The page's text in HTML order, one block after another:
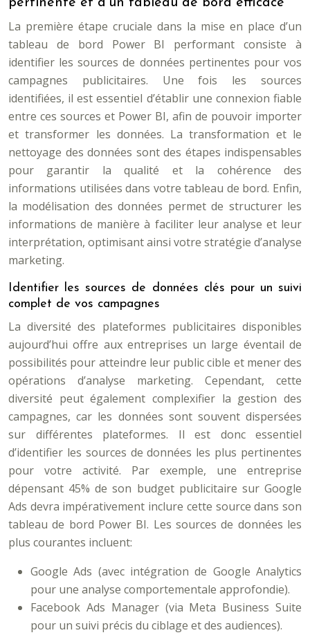
pertinente et d’un tableau de bord efficace
La première étape cruciale dans la mise en place d’un
tableau de bord Power BI performant consiste à
identifier les sources de données pertinentes pour vos
campagnes publicitaires. Une fois les sources
identifiées, il est essentiel d’établir une connexion fiable
entre ces sources et Power BI, afin de pouvoir importer
et transformer les données. La transformation et le
nettoyage des données sont des étapes indispensables
pour garantir la qualité et la cohérence des
informations utilisées dans votre tableau de bord. Enfin,
la modélisation des données permet de structurer les
informations de manière à faciliter leur analyse et leur
interprétation, optimisant ainsi votre stratégie d’analyse
marketing.
Identifier les sources de données clés pour un suivi
complet de vos campagnes
La diversité des plateformes publicitaires disponibles
aujourd’hui offre aux entreprises un large éventail de
possibilités pour atteindre leur public cible et mener des
opérations d’analyse marketing. Cependant, cette
diversité peut également complexifier la gestion des
campagnes, car les données sont souvent dispersées
sur différentes plateformes. Il est donc essentiel
d’identifier les sources de données les plus pertinentes
pour votre activité. Par exemple, une entreprise
dépensant 45% de son budget publicitaire sur Google
Ads devra impérativement inclure cette source dans son
tableau de bord Power BI. Les sources de données les
plus courantes incluent:
Google Ads (avec intégration de Google Analytics
pour une analyse comportementale approfondie).
Facebook Ads Manager (via Meta Business Suite
pour un suivi précis du ciblage et des audiences).